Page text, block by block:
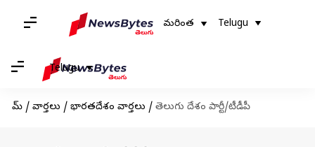
మరింత Telugu
Telugu
హోమ్ / వార్తలు / భారతదేశం వార్తలు / తెలుగు దేశం పార్టీ/టీడీపీ